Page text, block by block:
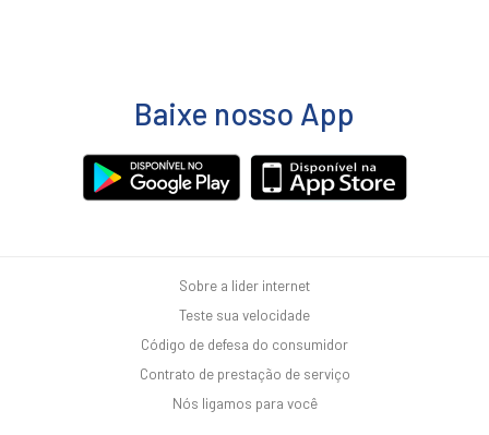
Baixe nosso App
Sobre a lider internet
Teste sua velocidade
Código de defesa do consumidor
Contrato de prestação de serviço
Nós ligamos para você